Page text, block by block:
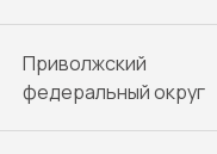
Приволжский
федеральный округ